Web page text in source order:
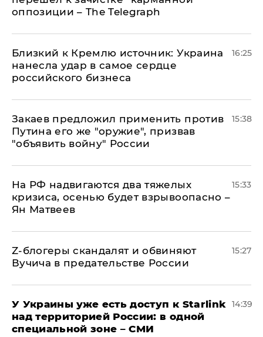
оппозиции – The Telegraph
Близкий к Кремлю источник: Украина
нанесла удар в самое сердце
российского бизнеса
16:25
Закаев предложил применить против
Путина его же "оружие", призвав
"объявить войну" России
15:38
На РФ надвигаются два тяжелых
кризиса, осенью будет взрывоопасно –
Ян Матвеев
15:33
Z-блогеры скандалят и обвиняют
Вучича в предательстве России
15:27
У Украины уже есть доступ к Starlink
над территорией России: в одной
специальной зоне – СМИ
14:39